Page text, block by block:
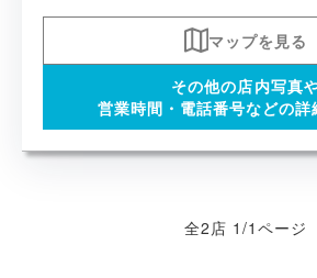
マップを見る
その他の店内写真
営業時間・電話番号などの詳
全2店 1/1ページ